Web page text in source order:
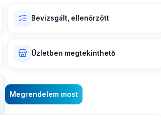
Bevizsgált, ellenőrzött
Üzletben megtekinthető
Megrendelem most